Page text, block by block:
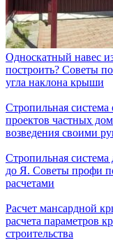
Односкатный навес
построить? Советы
угла наклона крыши
Стропильная
проектов частных
возведения своими
Стропильная
до Я. Советы профи
расчетами
Расчет мансардной
расчета параметров
строительства